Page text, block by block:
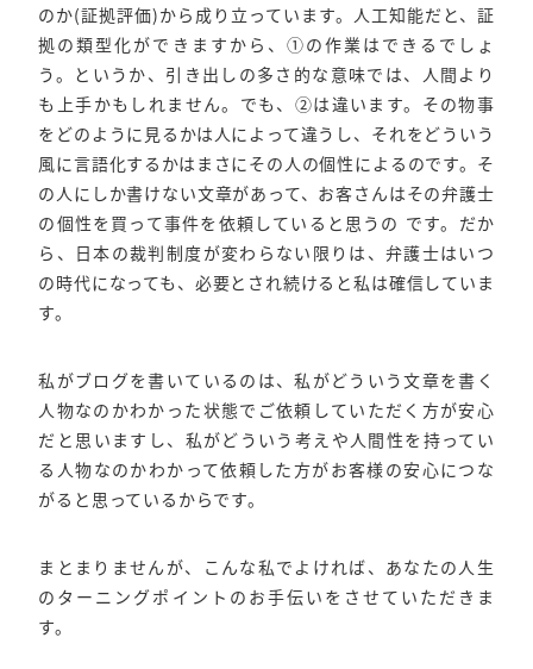
のか(証拠評価)から成り立っています。人工知能だと、証
拠の類型化ができますから、①の作業はできるでしょ
う。というか、引き出しの多さ的な意味では、人間より
も上手かもしれません。でも、②は違います。その物事
をどのように見るかは人によって違うし、それをどういう
風に言語化するかはまさにその人の個性によるのです。そ
の人にしか書けない文章があって、お客さんはその弁護士
の個性を買って事件を依頼していると思うの です。だか
ら、日本の裁判制度が変わらない限りは、弁護士はいつ
の時代になっても、必要とされ続けると私は確信していま
す。
私がブログを書いているのは、私がどういう文章を書く
人物なのかわかった状態でご依頼していただく方が安心
だと思いますし、私がどういう考えや人間性を持ってい
る人物なのかわかって依頼した方がお客様の安心につな
がると思っているからです。
まとまりませんが、こんな私でよければ、あなたの人生
のターニングポイントのお手伝いをさせていただきま
す。